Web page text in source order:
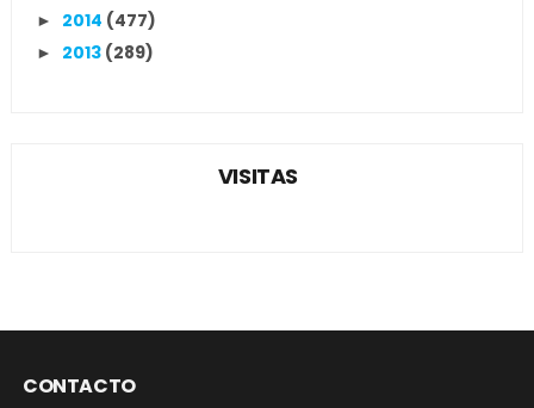
► 2014 (477)
► 2013 (289)
VISITAS
CONTACTO